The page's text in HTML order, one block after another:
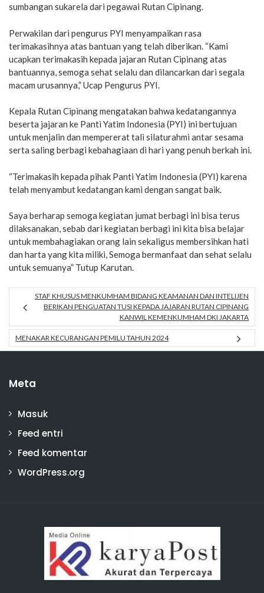
sumbangan sukarela dari pegawai Rutan Cipinang.
Perwakilan dari pengurus PYI menyampaikan rasa
terimakasihnya atas bantuan yang telah diberikan. “Kami
ucapkan terimakasih kepada jajaran Rutan Cipinang atas
bantuannya, semoga sehat selalu dan dilancarkan dari segala
macam urusannya,” Ucap Pengurus PYI.
Kepala Rutan Cipinang mengatakan bahwa kedatangannya
beserta jajaran ke Panti Yatim Indonesia (PYI) ini bertujuan
untuk menjalin dan mempererat tali silaturahmi antar sesama
serta saling berbagi kebahagiaan di hari yang penuh berkah ini.
“Terimakasih kepada pihak Panti Yatim Indonesia (PYI) karena
telah menyambut kedatangan kami dengan sangat baik.
Saya berharap semoga kegiatan jumat berbagi ini bisa terus
dilaksanakan, sebab dari kegiatan berbagi ini kita bisa belajar
untuk membahagiakan orang lain sekaligus membersihkan hati
dan harta yang kita miliki, Semoga bermanfaat dan sehat selalu
untuk semuanya” Tutup Karutan.
STAF KHUSUS MENKUMHAM BIDANG KEAMANAN DAN INTELIJEN
BERIKAN PENGUATAN TUSI KEPADA JAJARAN RUTAN CIPINANG
KANWIL KEMENKUMHAM DKI JAKARTA
MENAKAR KECURANGAN PEMILU TAHUN 2024
Meta
Masuk
Feed entri
Feed komentar
WordPress.org